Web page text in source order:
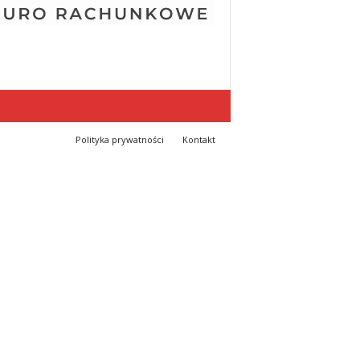
Polityka prywatności Kontakt